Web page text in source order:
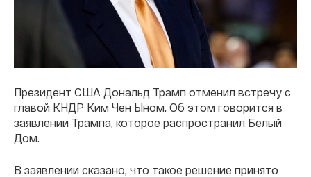
Президент США Дональд Трамп отменил встречу с
главой КНДР Ким Чен Ыном. Об этом говорится в
заявлении Трампа, которое распространил Белый
Дом.
В заявлении сказано, что такое решение принято